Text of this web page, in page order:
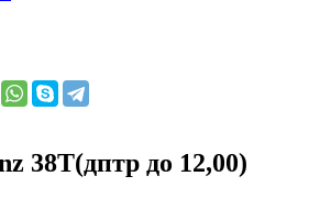
38T(дптр до 12,00)